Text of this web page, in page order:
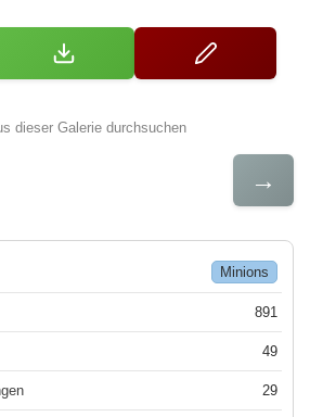
dieser Galerie durchsuchen
→
Minions
891
49
29